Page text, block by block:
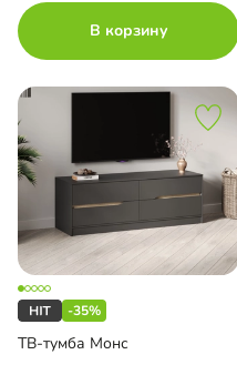
В корзину
-35%
ТВ-тумба Монс